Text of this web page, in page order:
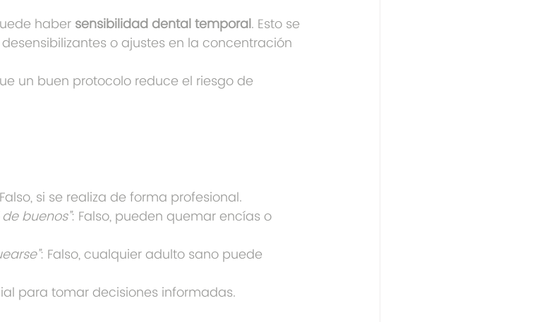
haber sensibilidad dental temporal. Esto se
o ajustes en la concentración
un buen protocolo reduce el riesgo de
si se realiza de forma profesional.
buenos”: Falso, pueden quemar encías o
: Falso, cualquier adulto sano puede
para tomar decisiones informadas.